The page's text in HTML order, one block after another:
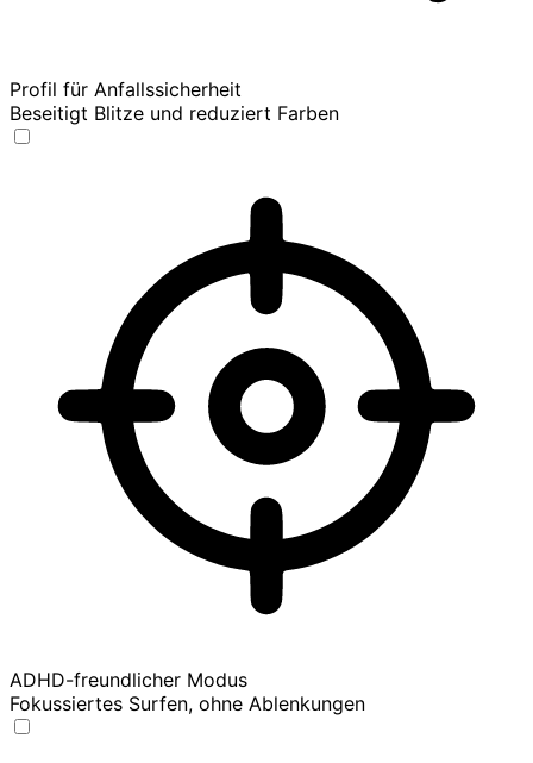
Profil für Anfallssicherheit
Beseitigt Blitze und reduziert Farben
ADHD-freundlicher Modus
Fokussiertes Surfen, ohne Ablenkungen